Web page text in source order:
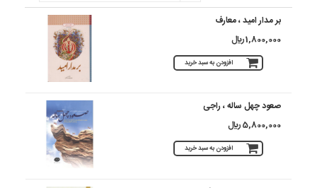
بر مدار امید ، معارف
1,800,000 ريال
افزودن به سبد خرید
صعود چهل ساله ، راجی
5,800,000 ريال
افزودن به سبد خرید